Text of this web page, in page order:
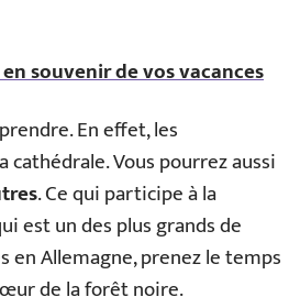
souvenir de vos vacances
En effet, les
Vous pourrez aussi
. Ce qui participe à la
est un des plus grands de
en Allemagne, prenez le temps
de la forêt noire.